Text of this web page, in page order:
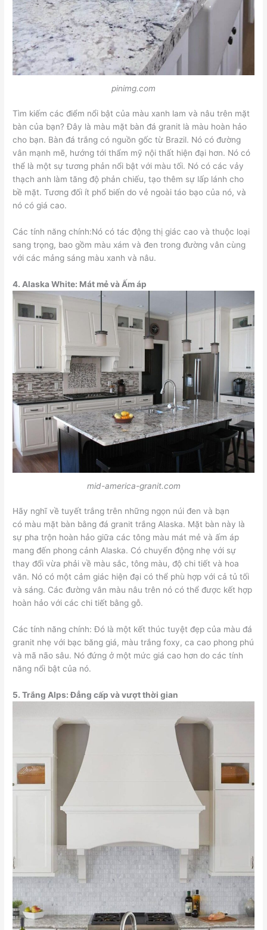
pinimg.com
Tìm kiếm các điểm nổi bật của màu xanh lam và nâu trên mặt
bàn của bạn? Đây là màu mặt bàn đá granit là màu hoàn hảo
cho bạn. Bàn đá trắng có nguồn gốc từ Brazil. Nó có đường
vân mạnh mẽ, hướng tới thẩm mỹ nội thất hiện đại hơn. Nó có
thể là một sự tương phản nổi bật với màu tối. Nó có các vảy
thạch anh làm tăng độ phản chiếu, tạo thêm sự lấp lánh cho
bề mặt. Tương đối ít phổ biến do vẻ ngoài táo bạo của nó, và
nó có giá cao.
Các tính năng chính:Nó có tác động thị giác cao và thuộc loại
sang trọng, bao gồm màu xám và đen trong đường vân cùng
với các mảng sáng màu xanh và nâu.
4. Alaska White: Mát mẻ và Ấm áp
mid-america-granit.com
Hãy nghĩ về tuyết trắng trên những ngọn núi đen và bạn
có màu mặt bàn bằng đá granit trắng Alaska. Mặt bàn này là
sự pha trộn hoàn hảo giữa các tông màu mát mẻ và ấm áp
mang đến phong cảnh Alaska. Có chuyển động nhẹ với sự
thay đổi vừa phải về màu sắc, tông màu, độ chi tiết và hoa
văn. Nó có một cảm giác hiện đại có thể phù hợp với cả tủ tối
và sáng. Các đường vân màu nâu trên nó có thể được kết hợp
hoàn hảo với các chi tiết bằng gỗ.
Các tính năng chính: Đó là một kết thúc tuyệt đẹp của màu đá
granit nhẹ với bạc băng giá, màu trắng foxy, ca cao phong phú
và mã não sâu. Nó đứng ở một mức giá cao hơn do các tính
năng nổi bật của nó.
5.Trắng Alps: Đẳng cấp và vượt thời gian